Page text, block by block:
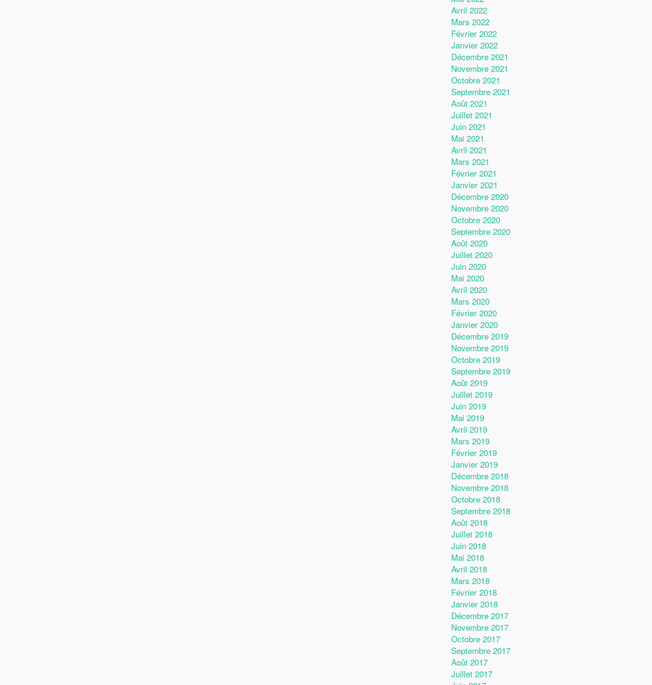
Avril 2022
Mars 2022
Février 2022
Janvier 2022
Décembre 2021
Novembre 2021
Octobre 2021
Septembre 2021
Août 2021
Juillet 2021
Juin 2021
Mai 2021
Avril 2021
Mars 2021
Février 2021
Janvier 2021
Décembre 2020
Novembre 2020
Octobre 2020
Septembre 2020
Août 2020
Juillet 2020
Juin 2020
Mai 2020
Avril 2020
Mars 2020
Février 2020
Janvier 2020
Décembre 2019
Novembre 2019
Octobre 2019
Septembre 2019
Août 2019
Juillet 2019
Juin 2019
Mai 2019
Avril 2019
Mars 2019
Février 2019
Janvier 2019
Décembre 2018
Novembre 2018
Octobre 2018
Septembre 2018
Août 2018
Juillet 2018
Juin 2018
Mai 2018
Avril 2018
Mars 2018
Février 2018
Janvier 2018
Décembre 2017
Novembre 2017
Octobre 2017
Septembre 2017
Août 2017
Juillet 2017